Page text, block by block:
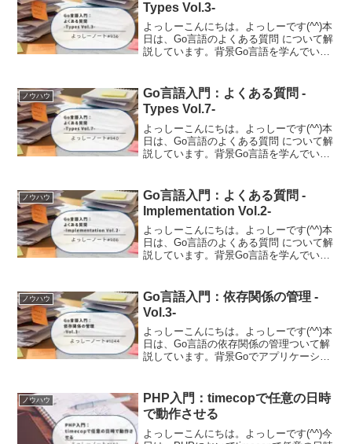
Types Vol.3-
よっしーこんにちは。よっしーです(^^)本
日は、Go言語のよくある質問 について解
説しています。背景Go言語を学んでいる
といった疑問が湧いてきませんか。Go言
語の公式サ...
ノウハウ
Go言語入門：よくある質問 -
Types Vol.7-
よっしーこんにちは。よっしーです(^^)本
日は、Go言語のよくある質問 について解
説しています。背景Go言語を学んでいる
といった疑問が湧いてきませんか。Go言
語の公式サ...
ノウハウ
Go言語入門：よくある質問 -
Implementation Vol.2-
よっしーこんにちは。よっしーです(^^)本
日は、Go言語のよくある質問 について解
説しています。背景Go言語を学んでいる
といった疑問が湧いてきませんか。Go言
語の公式サ...
ノウハウ
Go言語入門：依存関係の管理 -
Vol.3-
よっしーこんにちは。よっしーです(^^)本
日は、Go言語の依存関係の管理ついて解
説しています。背景Goでアプリケーショ
ります。HTTPルーターやデータベースド
ライバ、ロ...
ノウハウ
PHP入門：timecopで任意の日時
で動作させる
よっしーこんにちは。よっしーです(^^)今